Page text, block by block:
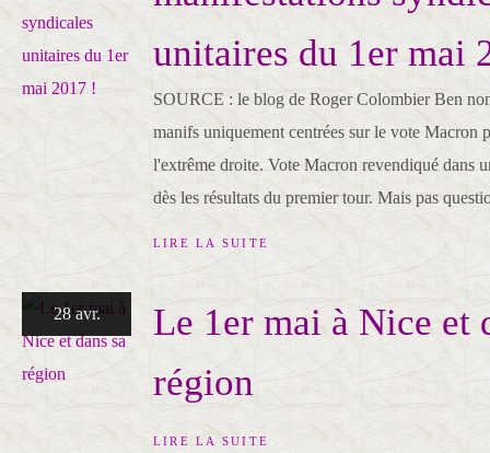
unitaires du 1er mai
SOURCE : le blog de Roger Colombier Ben
manifs uniquement centrées sur le vote Macron
l'extrême droite. Vote Macron revendiqué dans
dès les résultats du premier tour. Mais pas
LIRE LA SUITE
28 avr.
Le 1er mai à Nice et
région
LIRE LA SUITE